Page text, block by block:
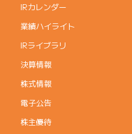
IRカレンダー
業績ハイライト
IRライブラリ
決算情報
株式情報
電子公告
株主優待